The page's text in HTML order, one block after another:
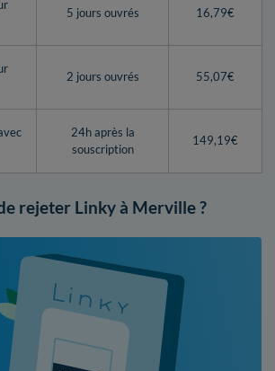
5 jours ouvrés 16,79€
2 jours ouvrés 55,07€
24h après la
souscription
149,19€
rejeter Linky à Merville ?